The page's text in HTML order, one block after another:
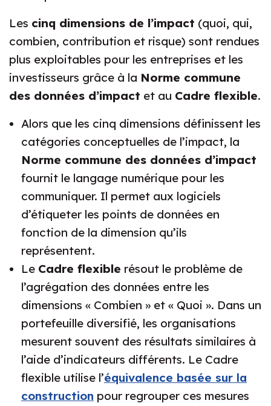
Les cinq dimensions de l’impact (quoi, qui,
combien, contribution et risque) sont rendues
plus exploitables pour les entreprises et les
investisseurs grâce à la Norme commune
des données d’impact et au Cadre flexible.
Alors que les cinq dimensions définissent les
catégories conceptuelles de l’impact, la
Norme commune des données d’impact
fournit le langage numérique pour les
communiquer. Il permet aux logiciels
d’étiqueter les points de données en
fonction de la dimension qu’ils
représentent.
Le Cadre flexible résout le problème de
l’agrégation des données entre les
dimensions « Combien » et « Quoi ». Dans un
portefeuille diversifié, les organisations
mesurent souvent des résultats similaires à
l’aide d’indicateurs différents. Le Cadre
flexible utilise l’équivalence basée sur la
construction pour regrouper ces mesures